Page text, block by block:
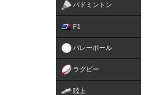
バドミントン
F1
バレーボール
ラグビー
陸上